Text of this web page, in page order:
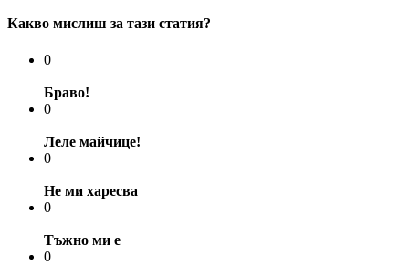
Какво мислиш за тази статия?
0
Браво!
0
Леле майчице!
0
Не ми харесва
0
Тъжно ми е
0